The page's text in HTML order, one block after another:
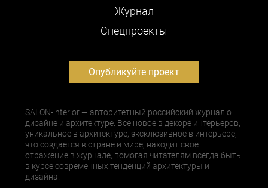
Журнал
Cпецпроекты
Опубликуйте проект
SALON-interior — авторитетный российский журнал о
дизайне и архитектуре. Все новое в декоре интерьеров,
уникальное в архитектуре, эксклюзивное в интерьере,
что создается в стране и мире, находит свое
отражение в журнале, помогая читателям всегда быть
в курсе современных тенденций архитектуры и
дизайна.